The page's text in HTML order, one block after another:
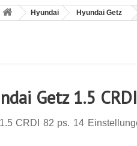
Hyundai Hyundai Getz
Getz 1.5
CRDI 82 ps. 14